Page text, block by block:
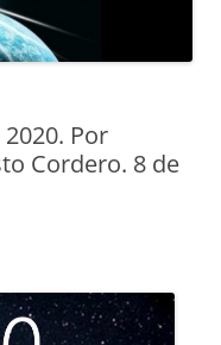
Por
Cordero. 8 de